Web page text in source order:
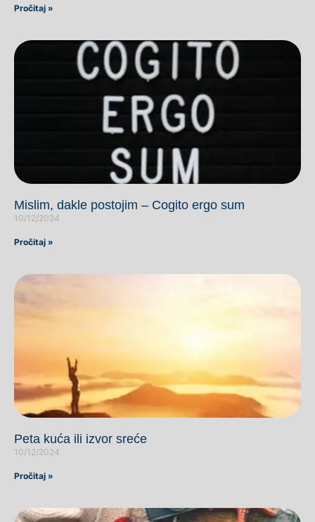
Pročitaj »
Mislim, dakle postojim – Cogito ergo sum
10/12/2024
Pročitaj »
Peta kuća ili izvor sreće
10/12/2024
Pročitaj »